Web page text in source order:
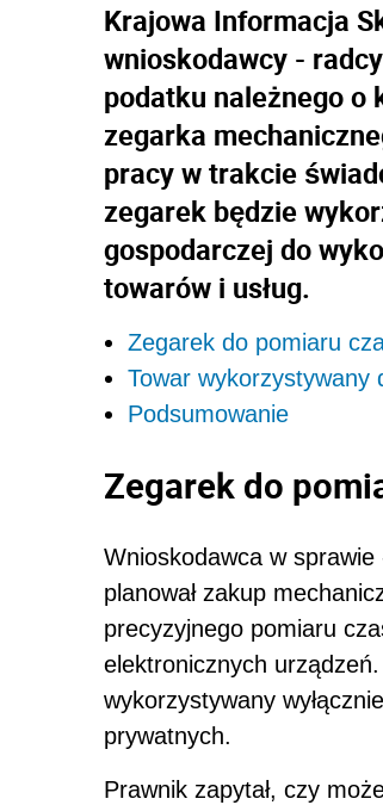
Krajowa Informacja
wnioskodawcy -
podatku należnego o
zegarka
pracy w trakcie
zegarek będzie
gospodarczej do
towarów i usług.
Zegarek do pomiaru
Towar wykorzystywany
Podsumowanie
Zegarek do
Wnioskodawca w
planował zakup
precyzyjnego pomiaru
elektronicznych
wykorzystywany
prywatnych.
Prawnik zapytał, czy